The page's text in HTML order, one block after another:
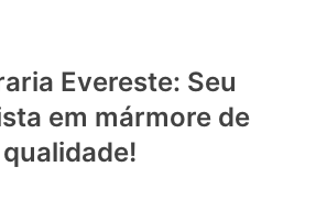
Evereste: Seu
em mármore de
qualidade!